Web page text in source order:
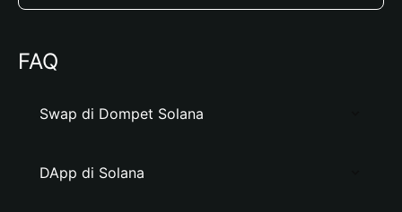
FAQ
Swap di Dompet Solana
DApp di Solana